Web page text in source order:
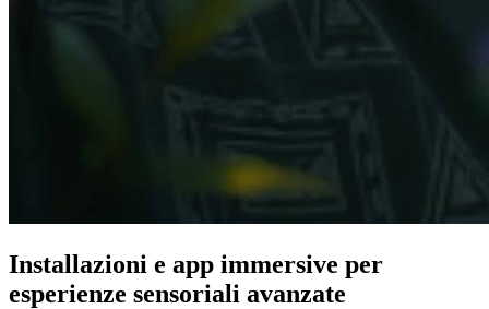
Installazioni e app immersive per
esperienze sensoriali avanzate